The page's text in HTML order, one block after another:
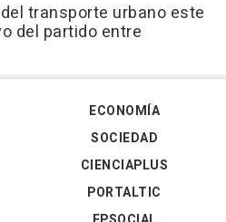
transporte urbano este
del partido entre
ECONOMÍA
SOCIEDAD
CIENCIAPLUS
PORTALTIC